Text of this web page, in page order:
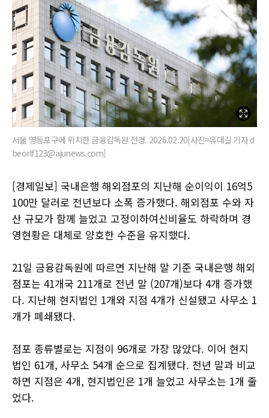
서울 영등포구에 위치한 금융감독원 전경. 2026.02.20[사진=유대길 기자 d
beorlf123@ajunews.com]
[경제일보] 국내은행 해외점포의 지난해 순이익이 16억5
100만 달러로 전년보다 소폭 증가했다. 해외점포 수와 자
산 규모가 함께 늘었고 고정이하여신비율도 하락하며 경
영현황은 대체로 양호한 수준을 유지했다.
21일 금융감독원에 따르면 지난해 말 기준 국내은행 해외
점포는 41개국 211개로 전년 말 (207개)보다 4개 증가했
다. 지난해 현지법인 1개와 지점 4개가 신설됐고 사무소 1
개가 폐쇄됐다.
점포 종류별로는 지점이 96개로 가장 많았다. 이어 현지
법인 61개, 사무소 54개 순으로 집계됐다. 전년 말과 비교
하면 지점은 4개, 현지법인은 1개 늘었고 사무소는 1개 줄
었다.